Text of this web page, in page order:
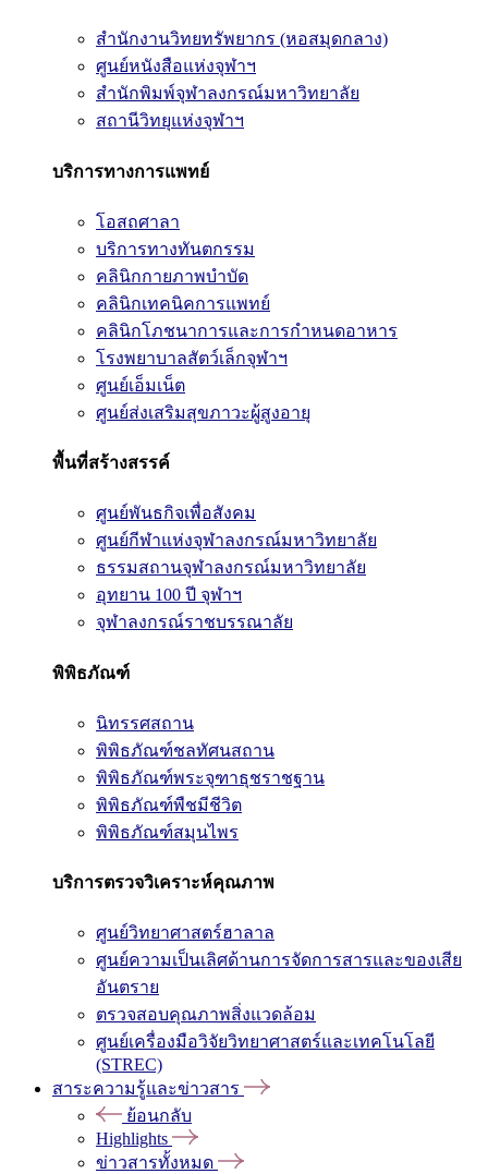
สำนักงานวิทยทรัพยากร (หอสมุดกลาง)
ศูนย์หนังสือแห่งจุฬาฯ
สำนักพิมพ์จุฬาลงกรณ์มหาวิทยาลัย
สถานีวิทยุแห่งจุฬาฯ
บริการทางการแพทย์
โอสถศาลา
บริการทางทันตกรรม
คลินิกกายภาพบำบัด
คลินิกเทคนิคการแพทย์
คลินิกโภชนาการและการกำหนดอาหาร
โรงพยาบาลสัตว์เล็กจุฬาฯ
ศูนย์เอ็มเน็ต
ศูนย์ส่งเสริมสุขภาวะผู้สูงอายุ
พื้นที่สร้างสรรค์
ศูนย์พันธกิจเพื่อสังคม
ศูนย์กีฬาแห่งจุฬาลงกรณ์มหาวิทยาลัย
ธรรมสถานจุฬาลงกรณ์มหาวิทยาลัย
อุทยาน 100 ปี จุฬาฯ
จุฬาลงกรณ์ราชบรรณาลัย
พิพิธภัณฑ์
นิทรรศสถาน
พิพิธภัณฑ์ชลทัศนสถาน
พิพิธภัณฑ์พระจุฑาธุชราชฐาน
พิพิธภัณฑ์พืชมีชีวิต
พิพิธภัณฑ์สมุนไพร
บริการตรวจวิเคราะห์คุณภาพ
ศูนย์วิทยาศาสตร์ฮาลาล
ศูนย์ความเป็นเลิศด้านการจัดการสารและของเสีย
อันตราย
ตรวจสอบคุณภาพสิ่งแวดล้อม
ศูนย์เครื่องมือวิจัยวิทยาศาสตร์และเทคโนโลยี
(STREC)
สาระความรู้และข่าวสาร
ย้อนกลับ
Highlights
ข่าวสารทั้งหมด